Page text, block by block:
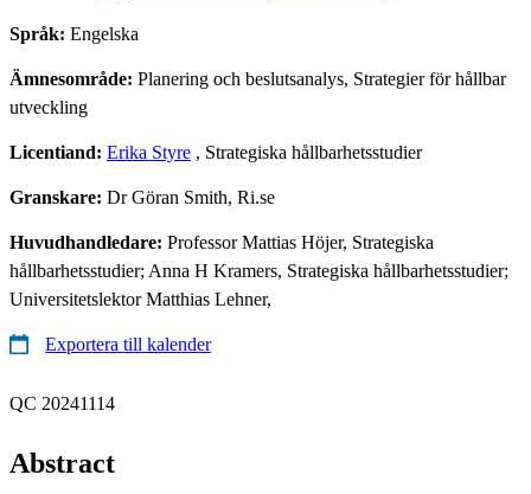
Språk: Engelska
Ämnesområde: Planering och beslutsanalys, Strategier för hållbar
utveckling
Licentiand: Erika Styre , Strategiska hållbarhetsstudier
Granskare: Dr Göran Smith, Ri.se
Huvudhandledare: Professor Mattias Höjer, Strategiska
hållbarhetsstudier; Anna H Kramers, Strategiska hållbarhetsstudier;
Universitetslektor Matthias Lehner,
Exportera till kalender
QC 20241114
Abstract